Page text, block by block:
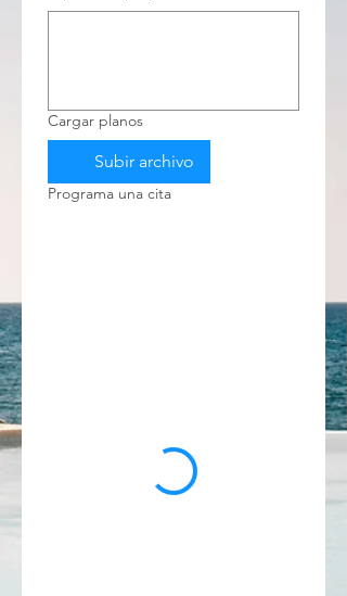
Cargar planos
Subir archivo
Programa una cita